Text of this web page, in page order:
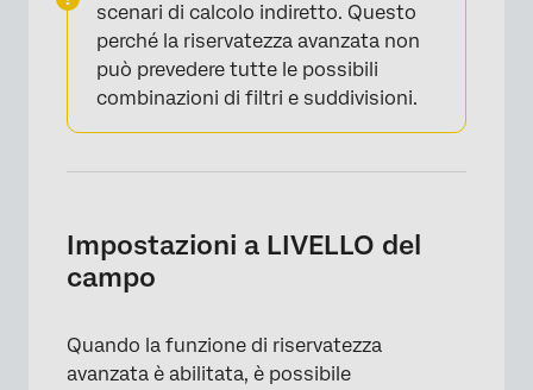
scenari di calcolo indiretto. Questo
perché la riservatezza avanzata non
può prevedere tutte le possibili
combinazioni di filtri e suddivisioni.
Impostazioni a LIVELLO del
campo
Quando la funzione di riservatezza
avanzata è abilitata, è possibile